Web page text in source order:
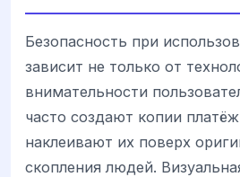
Безопасность при
зависит не только от
внимательности
часто создают копии
наклеивают их поверх
скопления людей.